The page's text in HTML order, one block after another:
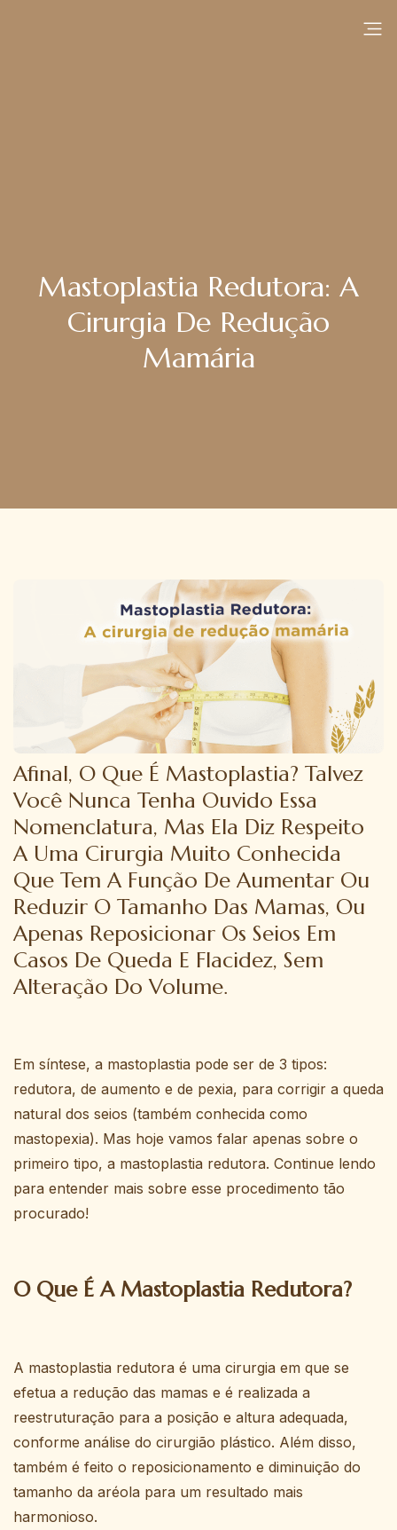
Mastoplastia Redutora: A
Cirurgia De Redução
Mamária
Afinal, O Que É Mastoplastia? Talvez
Você Nunca Tenha Ouvido Essa
Nomenclatura, Mas Ela Diz Respeito
A Uma Cirurgia Muito Conhecida
Que Tem A Função De Aumentar Ou
Reduzir O Tamanho Das Mamas, Ou
Apenas Reposicionar Os Seios Em
Casos De Queda E Flacidez, Sem
Alteração Do Volume.
Em síntese, a mastoplastia pode ser de 3 tipos:
redutora, de aumento e de pexia, para corrigir a queda
natural dos seios (também conhecida como
mastopexia). Mas hoje vamos falar apenas sobre o
primeiro tipo, a mastoplastia redutora. Continue lendo
para entender mais sobre esse procedimento tão
procurado!
O Que É A Mastoplastia Redutora?
A mastoplastia redutora é uma cirurgia em que se
efetua a redução das mamas e é realizada a
reestruturação para a posição e altura adequada,
conforme análise do cirurgião plástico. Além disso,
também é feito o reposicionamento e diminuição do
tamanho da aréola para um resultado mais
harmonioso.